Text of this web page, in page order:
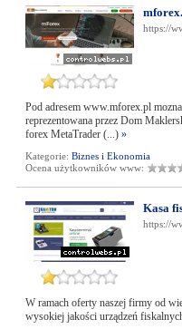
https://
Pod adresem www.mforex.pl
reprezentowana przez Dom
forex MetaTrader (...) »
Kategorie: Biznes i Ekonomia
Ocena użytkowników www:
Kasa
https://
W ramach oferty naszej firmy od
wysokiej jakości urządzeń